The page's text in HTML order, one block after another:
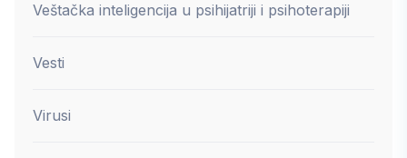
Veštačka inteligencija u psihijatriji i psihoterapiji
Vesti
Virusi